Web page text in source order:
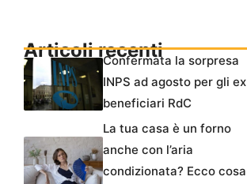
Articoli recentiConfermata la sorpresa
INPS ad agosto per gli ex
beneficiari RdC
La tua casa è un forno
anche con l’aria
condizionata? Ecco cosa